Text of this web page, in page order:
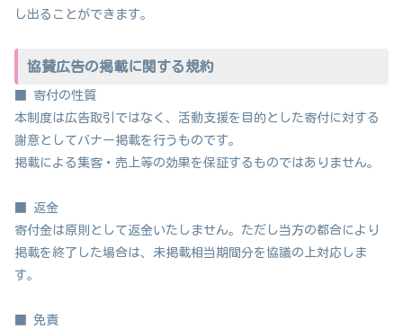
し出ることができます。
協賛広告の掲載に関する規約
■ 寄付の性質
本制度は広告取引ではなく、活動支援を目的とした寄付に対する
謝意としてバナー掲載を行うものです。
掲載による集客・売上等の効果を保証するものではありません。
■ 返金
寄付金は原則として返金いたしません。ただし当方の都合により
掲載を終了した場合は、未掲載相当期間分を協議の上対応しま
す。
■ 免責